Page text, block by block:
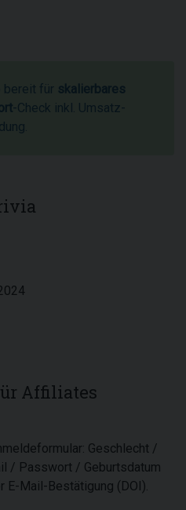
für skalierbares
-Check inkl. Umsatz-
Affiliates
Geschlecht /
/ Passwort / Geburtsdatum
E-Mail-Bestätigung (DOI).